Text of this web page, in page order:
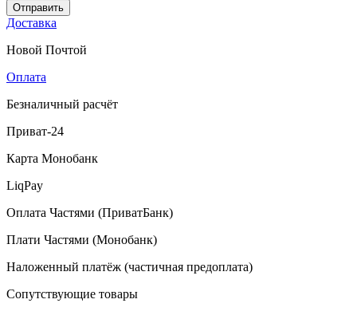
Отправить
Доставка
Новой Почтой
Оплата
Безналичный расчёт
Приват-24
Карта Монобанк
LiqPay
Оплата Частями (ПриватБанк)
Плати Частями (Монобанк)
Наложенный платёж (частичная предоплата)
Сопутствующие товары